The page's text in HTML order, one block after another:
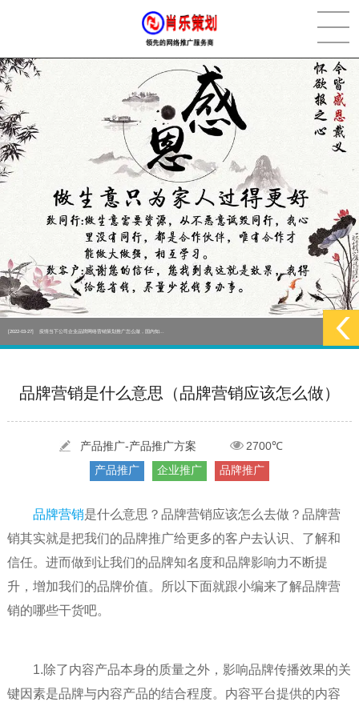
[2022-05-29] 实体门店如何做网络推广吸引客户，实体店网络营销技巧... 更多 >
[2022-05-04] 污水处理设备厂家产品如何做网络推广（污水处理项目网... 更多 >
[2022-03-27] 疫情当下公司企业品牌网络营销策划推广怎么做，国内知... 更多 >
[2022-05-29] 实体门店如何做网络推广吸引客户，实体店网络营销技巧...
疫情当下公司企业品牌网络营销策划推广怎么做，国内知...
品牌营销是什么意思（品牌营销应该怎么做）
产品推广-产品推广方案
2700℃
产品推广
企业推广 品牌推广
品牌营销是什么意思？品牌营销应该怎么去做？品牌营
销其实就是把我们的品牌推广给更多的客户去认识、了解和
信任。进而做到让我们的品牌知名度和品牌影响力不断提
升，增加我们的品牌价值。所以下面就跟小编来了解品牌营
销的哪些干货吧。
1.除了内容产品本身的质量之外，影响品牌传播效果的关
键因素是品牌与内容产品的结合程度。内容平台提供的内容